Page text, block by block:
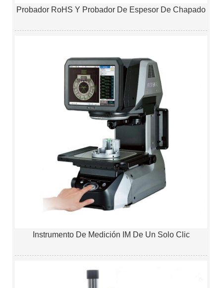
Probador RoHS Y Probador De Espesor De Chapado
Instrumento De Medición IM De Un Solo Clic